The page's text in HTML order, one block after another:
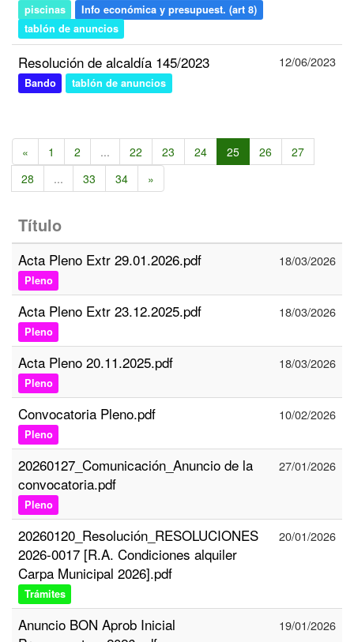
piscinas
Info económica y presupuest. (art 8)
tablón de anuncios
Resolución de alcaldía 145/2023
Bando tablón de anuncios
12/06/2023
« 1 2 ... 22 23 24 25 26
27
28
... 33 34 »
Título
Acta Pleno Extr 29.01.2026.pdf
Pleno
18/03/2026
Acta Pleno Extr 23.12.2025.pdf
Pleno
18/03/2026
Acta Pleno 20.11.2025.pdf
Pleno
18/03/2026
Convocatoria Pleno.pdf
Pleno
10/02/2026
20260127_Comunicación_Anuncio de la
convocatoria.pdf
Pleno
27/01/2026
20260120_Resolución_RESOLUCIONES
2026-0017 [R.A. Condiciones alquiler
Carpa Municipal 2026].pdf
Trámites
20/01/2026
Anuncio BON Aprob Inicial
19/01/2026